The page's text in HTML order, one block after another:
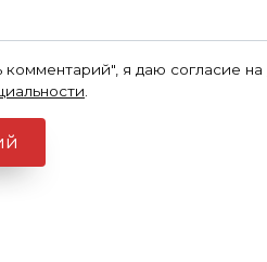
я даю согласие на